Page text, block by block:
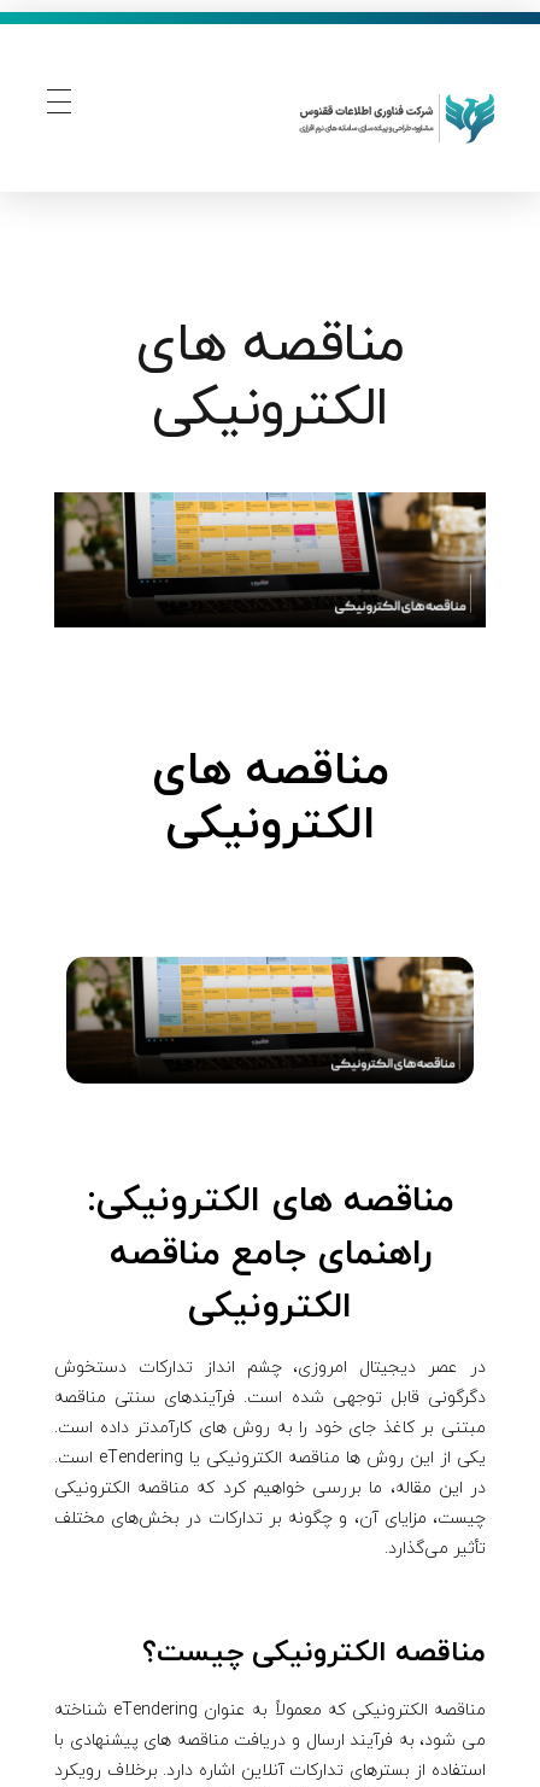
مناقصه های
الکترونیکی
مناقصه های
الکترونیکی
مناقصه های الکترونیکی:
راهنمای جامع مناقصه
الکترونیکی
در عصر دیجیتال امروزی، چشم انداز تدارکات دستخوش
دگرگونی قابل توجهی شده است. فرآیندهای سنتی مناقصه
مبتنی بر کاغذ جای خود را به روش های کارآمدتر داده است.
یکی از این روش ها مناقصه الکترونیکی یا eTendering است.
در این مقاله، ما بررسی خواهیم کرد که مناقصه الکترونیکی
چیست، مزایای آن، و چگونه بر تدارکات در بخش‌های مختلف
تأثیر می‌گذارد.
مناقصه الکترونیکی چیست؟
مناقصه الکترونیکی که معمولاً به عنوان eTendering شناخته
می شود، به فرآیند ارسال و دریافت مناقصه های پیشنهادی با
استفاده از بسترهای تدارکات آنلاین اشاره دارد. برخلاف رویکرد